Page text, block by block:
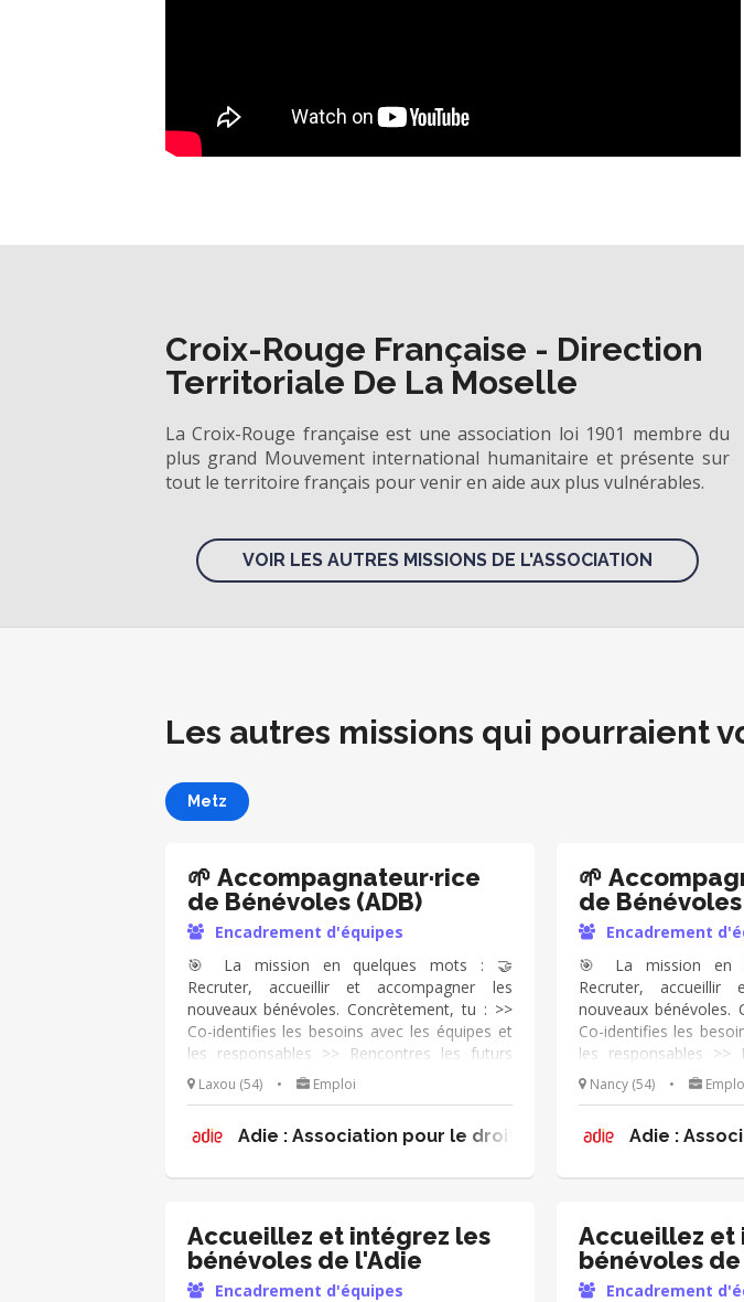
Croix-Rouge Française - Direction
Territoriale De La Moselle
La Croix-Rouge française est une association loi 1901 membre du
plus grand Mouvement international humanitaire et présente sur
tout le territoire français pour venir en aide aux plus vulnérables.
VOIR LES AUTRES MISSIONS DE L'ASSOCIATION
Les autres missions qui pourraient
Metz
🌱 Accompagnateur·rice
de Bénévoles (ADB)
Encadrement d'équipes
🎯 La mission en quelques mots : 🤝
Recruter, accueillir et accompagner les
nouveaux bénévoles. Concrètement, tu : >>
Co-identifies les besoins avec les équipes et
les responsables >> Rencontres les futurs
bénévoles lors d’échanges privilégiés >>
Participes aux décisions d’intégration
et tout au long de leur parcours >> Veilles à
conclusion : 👉 Tu fais en sorte que chacun
se sente à sa place, utile et reconnu.
Laxou (54) • Emploi
Adie : Association pour le droit à l'initiative économique
🌱
de Bénévoles
Encadrement
🎯 La mission en
Recruter, accueillir
nouveaux bénévoles.
Co-identifies les
les responsables >>
bénévoles lors
Participes aux
et tout au long de
conclusion : 👉 Tu
se sente à sa place,
Nancy (54) •
Adie :
Accueillez et intégrez les
bénévoles de l'Adie
Encadrement d'équipes
Accueillez et
bénévoles
Encadrement